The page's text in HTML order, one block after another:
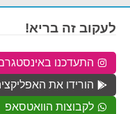
לעקוב זה בריא!
התעדכנו
הורידו את
לקבוצות הוואטסאפ